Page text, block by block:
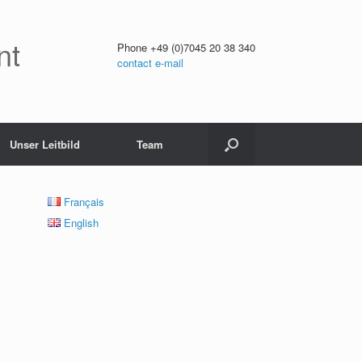
Phone +49 (0)7045 20 38 340
contact e-mail
Unser Leitbild Team
Français
English